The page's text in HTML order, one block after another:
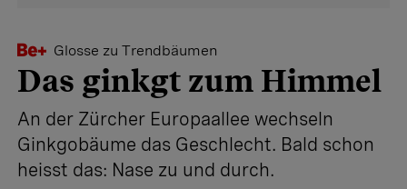
Glosse zu Trendbäumen
Das ginkgt zum Himmel
An der Zürcher Europaallee wechseln
Ginkgobäume das Geschlecht. Bald schon
heisst das: Nase zu und durch.